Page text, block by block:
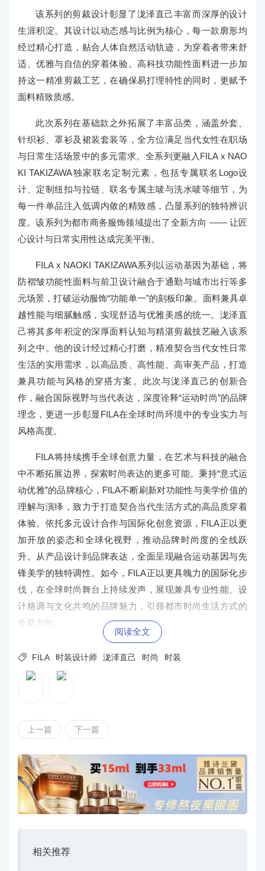
该系列的剪裁设计彰显了泷泽直己丰富而深厚的设计
生涯积淀。其设计以动态感与比例为核心，每一款廓形均
经过精心打造，贴合人体自然活动轨迹，为穿着者带来舒
适、优雅与自信的穿着体验。高科技功能性面料进一步加
持这一精准剪裁工艺，在确保易打理特性的同时，更赋予
面料精致质感。
此次系列在基础款之外拓展了丰富品类，涵盖外套、
针织衫、罩衫及裙装套装等，全方位满足当代女性在职场
与日常生活场景中的多元需求。全系列更融入FILA x NAO
KI TAKIZAWA独家联名定制元素，包括专属联名Logo设
计、定制纽扣与拉链、联名专属主唛与洗水唛等细节，为
每一件单品注入低调内敛的精致感，凸显系列的独特辨识
度。该系列为都市商务服饰领域提出了全新方向 —— 让匠
心设计与日常实用性达成完美平衡。
FILA x NAOKI TAKIZAWA系列以运动基因为基础，将
防褶皱功能性面料与前卫设计融合于通勤与城市出行等多
元场景，打破运动服饰“功能单一”的刻板印象。面料兼具卓
越性能与细腻触感，实现舒适与优雅美感的统一。泷泽直
己将其多年积淀的深厚面料认知与精湛剪裁技艺融入该系
列之中。他的设计经过精心打磨，精准契合当代女性日常
生活的实用需求，以高品质、高性能、高审美产品，打造
兼具功能与风格的穿搭方案。此次与泷泽直己的创新合
作，融合国际视野与当代表达，深度诠释“运动时尚”的品牌
理念，更进一步彰显FILA在全球时尚环境中的专业实力与
风格高度。
FILA将持续携手全球创意力量，在艺术与科技的融合
中不断拓展边界，探索时尚表达的更多可能。秉持“意式运
动优雅”的品牌核心，FILA不断刷新对功能性与美学价值的
理解与演绎，致力于打造契合当代生活方式的高品质穿着
体验。依托多元设计合作与国际化创意资源，FILA正以更
加开放的姿态和全球化视野，推动品牌时尚度的全线跃
升。从产品设计到品牌表达，全面呈现融合运动基因与先
锋美学的独特调性。如今，FILA正以更具魄力的国际化步
伐，在全球时尚舞台上持续发声，展现兼具专业性能、设
计格调与文化共鸣的品牌魅力，引领都市时尚生活方式的
全新方向。
阅读全文
 FILA 时装设计师 泷泽直己 时尚 时装
上一篇 下一篇
相关推荐